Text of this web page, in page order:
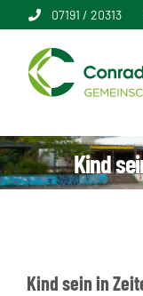
springen
07191 / 20313
Kind
Kind sein in